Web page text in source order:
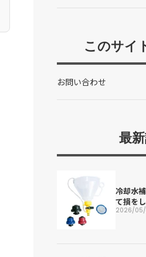
このサイ
お問い合わせ
最
冷却水
て損を
2026/05/